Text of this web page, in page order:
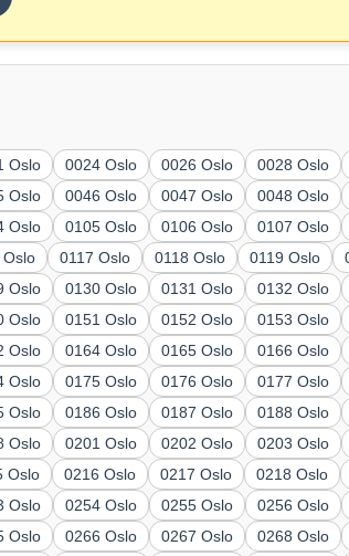
Oslo 0024 Oslo 0026 Oslo 0028 Oslo
Oslo 0046 Oslo 0047 Oslo 0048 Oslo
Oslo 0105 Oslo 0106 Oslo 0107 Oslo
Oslo 0117 Oslo 0118 Oslo 0119 Oslo
Oslo 0130 Oslo 0131 Oslo 0132 Oslo
Oslo 0151 Oslo 0152 Oslo 0153 Oslo
Oslo 0164 Oslo 0165 Oslo 0166 Oslo
Oslo 0175 Oslo 0176 Oslo 0177 Oslo
Oslo 0186 Oslo 0187 Oslo 0188 Oslo
Oslo 0201 Oslo 0202 Oslo 0203 Oslo
Oslo 0216 Oslo 0217 Oslo 0218 Oslo
Oslo 0254 Oslo 0255 Oslo 0256 Oslo
Oslo 0266 Oslo 0267 Oslo 0268 Oslo